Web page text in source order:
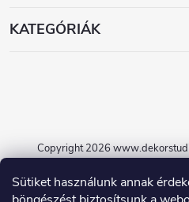
Sütiket használunk annak
KATEGÓRIÁK
Shoptet
Copyright 2026